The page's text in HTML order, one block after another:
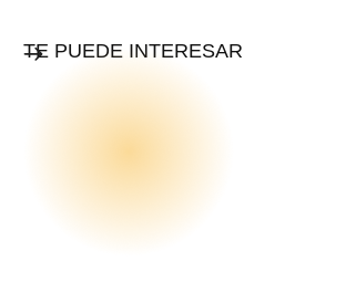
TE PUEDE INTERESAR